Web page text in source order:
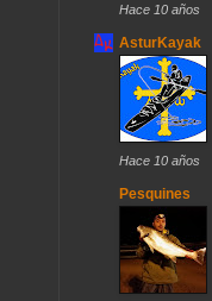
Hace 10 años
AsturKayak
Hace 10 años
Pesquines